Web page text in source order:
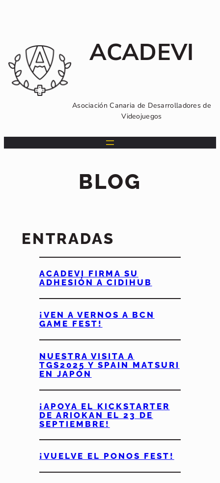
ACADEVI
Asociación Canaria de Desarrolladores de
Videojuegos
BLOG
ENTRADAS
ACADEVI FIRMA SU
ADHESIÓN A CIDIHUB
¡VEN A VERNOS A BCN
GAME FEST!
NUESTRA VISITA A
TGS2025 Y SPAIN MATSURI
EN JAPÓN
¡APOYA EL KICKSTARTER
DE ARIOKAN EL 23 DE
SEPTIEMBRE!
¡VUELVE EL PONOS FEST!